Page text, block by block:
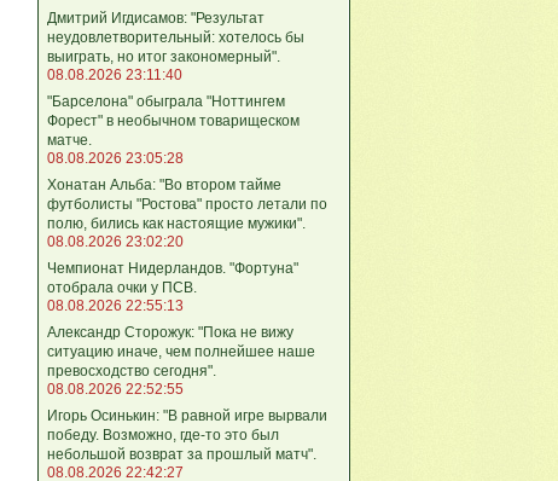
Дмитрий Игдисамов: "Результат
неудовлетворительный: хотелось бы
выиграть, но итог закономерный".
08.08.2026 23:11:40
"Барселона" обыграла "Ноттингем
Форест" в необычном товарищеском
матче.
08.08.2026 23:05:28
Хонатан Альба: "Во втором тайме
футболисты "Ростова" просто летали по
полю, бились как настоящие мужики".
08.08.2026 23:02:20
Чемпионат Нидерландов. "Фортуна"
отобрала очки у ПСВ.
08.08.2026 22:55:13
Александр Сторожук: "Пока не вижу
ситуацию иначе, чем полнейшее наше
превосходство сегодня".
08.08.2026 22:52:55
Игорь Осинькин: "В равной игре вырвали
победу. Возможно, где-то это был
небольшой возврат за прошлый матч".
08.08.2026 22:42:27